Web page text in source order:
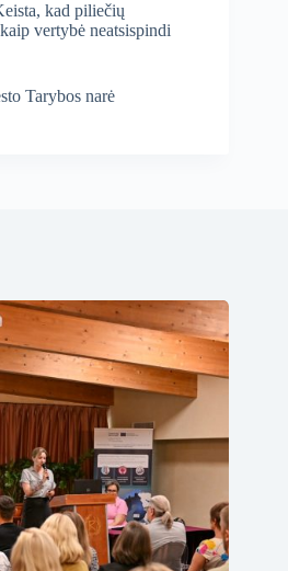
kad piliečių
vertybė neatsispindi
Tarybos narė